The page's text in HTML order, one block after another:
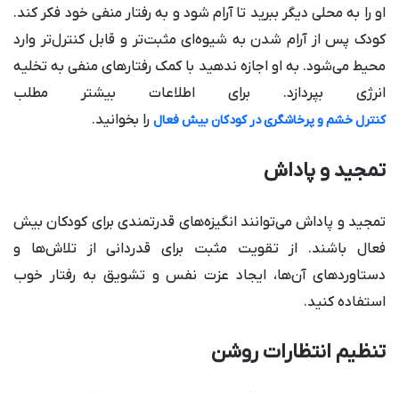
او را به محلی دیگر ببرید تا آرام شود و به رفتار منفی خود فکر کند.
کودک پس از آرام شدن به شیوه‌ای مثبت‌تر و قابل کنترل‌تر وارد
محیط می‌شود. به او اجازه ندهید با کمک رفتارهای منفی به تخلیه
انرژی بپردازد. برای اطلاعات بیشتر مطلب
کنترل خشم و پرخاشگری در کودکان بیش فعال را بخوانید.
تمجید و پاداش
تمجید و پاداش می‌توانند انگیزه‌های قدرتمندی برای کودکان بیش
فعال باشند. از تقویت مثبت برای قدردانی از تلاش‌ها و
دستاوردهای آن‌ها، ایجاد عزت نفس و تشویق به رفتار خوب
استفاده کنید.
تنظیم انتظارات روشن